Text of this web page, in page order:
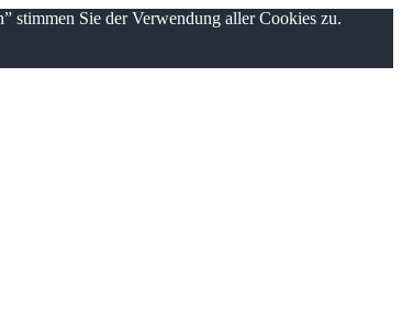
stimmen Sie der Verwendung aller Cookies zu.